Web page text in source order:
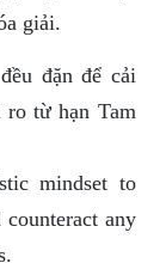
giải.
đặn để cải
ro từ hạn Tam
mindset to
counteract any